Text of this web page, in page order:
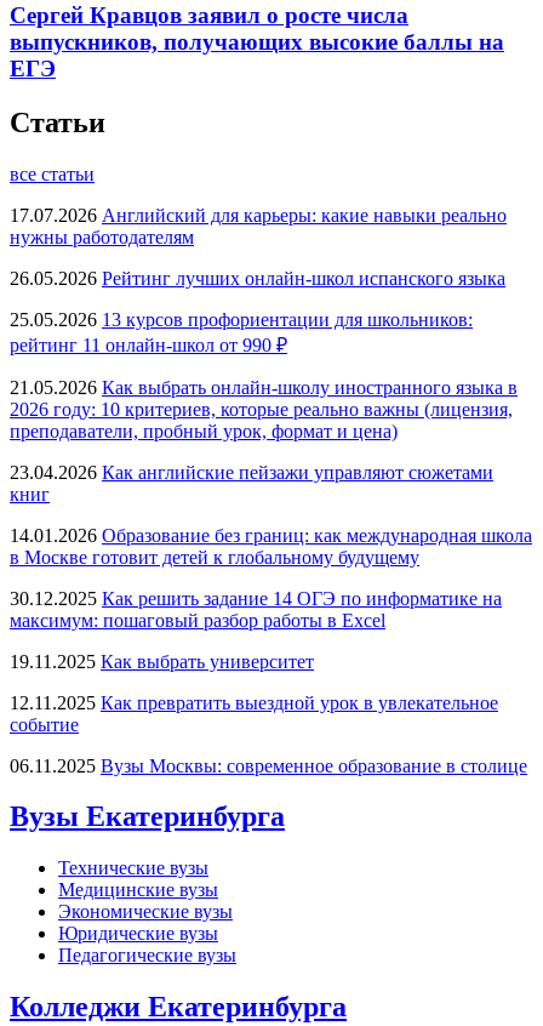
Сергей Кравцов заявил о росте числа
выпускников, получающих высокие баллы на
ЕГЭ
Статьи
все статьи
17.07.2026 Английский для карьеры: какие навыки реально
нужны работодателям
26.05.2026 Рейтинг лучших онлайн-школ испанского языка
25.05.2026 13 курсов профориентации для школьников:
рейтинг 11 онлайн-школ от 990 ₽
21.05.2026 Как выбрать онлайн-школу иностранного языка в
2026 году: 10 критериев, которые реально важны (лицензия,
преподаватели, пробный урок, формат и цена)
23.04.2026 Как английские пейзажи управляют сюжетами
книг
14.01.2026 Образование без границ: как международная школа
в Москве готовит детей к глобальному будущему
30.12.2025 Как решить задание 14 ОГЭ по информатике на
максимум: пошаговый разбор работы в Excel
19.11.2025 Как выбрать университет
12.11.2025 Как превратить выездной урок в увлекательное
событие
06.11.2025 Вузы Москвы: современное образование в столице
Вузы Екатеринбурга
Технические вузы
Медицинские вузы
Экономические вузы
Юридические вузы
Педагогические вузы
Колледжи Екатеринбурга